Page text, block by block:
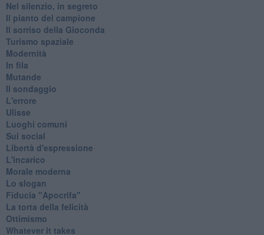
Nel silenzio, in segreto
Il pianto del campione
Il sorriso della Gioconda
Turismo spaziale
Modernità
In fila
Mutande
Il sondaggio
L'errore
Ulisse
Luoghi comuni
Sui social
Libertà d'espressione
L'incarico
Morale moderna
Lo slogan
Fiducia "Apocrifa"
La torta della felicità
Ottimismo
Whatever it takes